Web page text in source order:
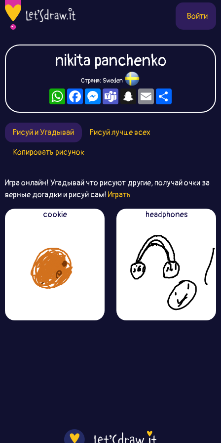
Войти
nikita panchenko
Страна: Sweden
WhatsAppFacebookMessengerTeamsSnapchat
Email
Рисуй и Угадывай
Рисуй лучше всех
Копировать рисунок
Игра онлайн! Угадывай что рисуют другие, получай очки за
верные догадки и рисуй сам! Играть
cookie
headphones